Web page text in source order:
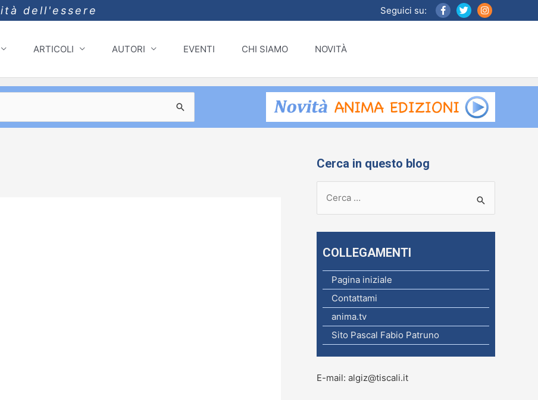
dell'essere Seguici su:
ARTICOLI AUTORI EVENTI CHI SIAMO NOVITÀ
Cerca in questo blog
COLLEGAMENTI
Pagina iniziale
Contattami
anima.tv
Sito Pascal Fabio Patruno
E-mail: algiz@tiscali.it